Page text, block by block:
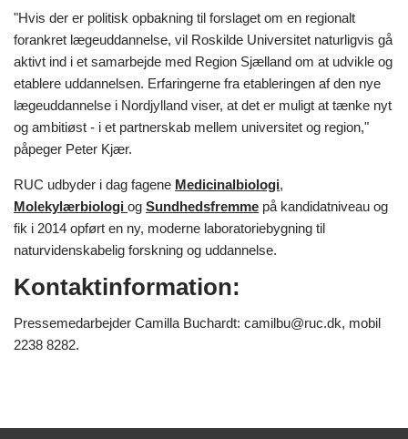
"Hvis der er politisk opbakning til forslaget om en regionalt
forankret lægeuddannelse, vil Roskilde Universitet naturligvis gå
aktivt ind i et samarbejde med Region Sjælland om at udvikle og
etablere uddannelsen. Erfaringerne fra etableringen af den nye
lægeuddannelse i Nordjylland viser, at det er muligt at tænke nyt
og ambitiøst - i et partnerskab mellem universitet og region,"
påpeger Peter Kjær.
RUC udbyder i dag fagene Medicinalbiologi,
Molekylærbiologi og Sundhedsfremme på kandidatniveau og
fik i 2014 opført en ny, moderne laboratoriebygning til
naturvidenskabelig forskning og uddannelse.
Kontaktinformation:
Pressemedarbejder Camilla Buchardt: camilbu@ruc.dk, mobil
2238 8282.